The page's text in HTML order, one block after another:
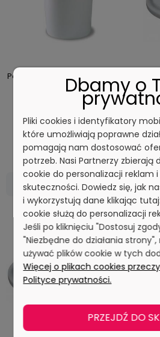
Pojemnik ze szczelną pokrywą i
obejmą 75L 3922
Cena netto:338,00 zł
DO KOSZYKA
Dbamy o
Pliki cookies i identyfikatory
które umożliwiają poprawne
pomagają nam dostosować
potrzeb. Nasi Partnerzy zbierają
cookie do personalizacji reklam
skuteczności. Dowiedz się, jak
i wykorzystują dane klikając
cookie służą do personalizacji
Jeśli po kliknięciu "Dostosuj
"Niezbędne do działania
używać plików cookie w tych
Więcej o plikach cookies
Polityce prywatności.
PRZEJDŹ DO